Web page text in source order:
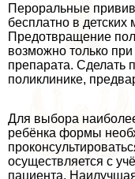
Перopaльные
бесплатно в
Предотвращение
возможно только
препарата. Сделать
поликлинике,
Для выбора
ребёнка формы
осуществляется с
пациента.